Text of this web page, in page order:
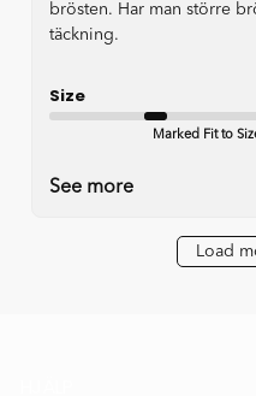
brösten. Har man större
täckning.
Size
Marked Fit to
See more
Load